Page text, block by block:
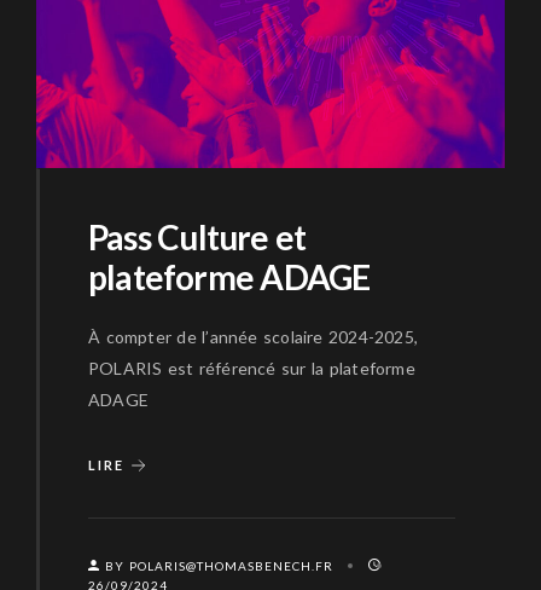
Pass Culture et
plateforme ADAGE
À compter de l’année scolaire 2024-2025,
POLARIS est référencé sur la plateforme
ADAGE
LIRE
BY POLARIS@THOMASBENECH.FR
26/09/2024